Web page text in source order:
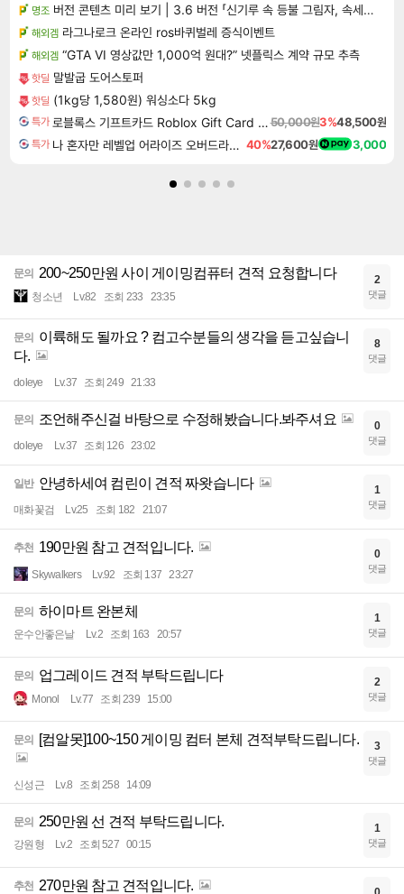
명조 버전 콘텐츠 미리 보기 | 3.6 버전 「신기루 속 등불 그림자, 속세에 깃든 검의 결심」이 8월 20일에 업데이트됩니다!
해외겜 라그나로크 온라인 ros바퀴벌레 증식이벤트
해외겜 “GTA VI 영상값만 1,000억 원대?” 넷플릭스 계약 규모 추측
핫딜 말발굽 도어스토퍼
핫딜 (1kg당 1,580원) 워싱소다 5kg
특가 로블록스 기프트카드 Roblox Gift Card 50,000원50,000원3%48,500원
특가 나 혼자만 레벨업 어라이즈 오버드라이브 Solo Leveling Arise 40%27,600원 3,000
문의 200~250만원 사이 게이밍컴퓨터 견적 요청합니다
청소년 Lv.82 조회 233 23:35
2
댓글
문의 이륙해도 될까요 ? 컴고수분들의 생각을 듣고싶습니
다.
doleye Lv.37 조회 249 21:33
8
댓글
문의 조언해주신걸 바탕으로 수정해봤습니다.봐주셔요
doleye Lv.37 조회 126 23:02
0
댓글
일반 안녕하세여 컴린이 견적 짜왓습니다
매화꽃검 Lv.25 조회 182 21:07
1
댓글
추천 190만원 참고 견적입니다.
Skywalkers Lv.92 조회 137 23:27
0
댓글
문의 하이마트 완본체
운수안좋은날 Lv.2 조회 163 20:57
1
댓글
문의 업그레이드 견적 부탁드립니다
Monol Lv.77 조회 239 15:00
2
댓글
문의 [컴알못]100~150 게이밍 컴터 본체 견적부탁드립니다.
신성근 Lv.8 조회 258 14:09
3
댓글
문의 250만원 선 견적 부탁드립니다.
강원형 Lv.2 조회 527 00:15
1
댓글
추천 270만원 참고 견적입니다.